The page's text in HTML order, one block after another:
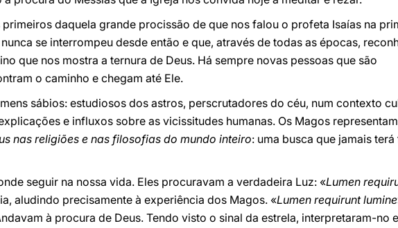
daquela grande procissão de que nos falou o profeta Isaías na
se interrompeu desde então e que, através de todas as épocas,
que nos mostra a ternura de Deus. Há sempre novas pessoas que são
o caminho e chegam até Ele.
sábios: estudiosos dos astros, perscrutadores do céu, num contexto
e influxos sobre as vicissitudes humanas. Os Magos
nas religiões e nas filosofias do mundo inteiro: uma busca que jamais terá
seguir na nossa vida. Eles procuravam a verdadeira Luz: «Lumen
aludindo precisamente à experiência dos Magos. «Lumen requirunt lumine
à procura de Deus. Tendo visto o sinal da estrela, interpretaram-no e